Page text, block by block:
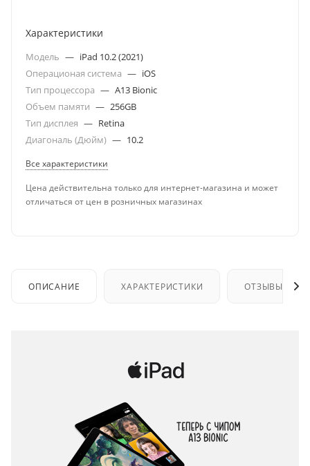
Характеристики
Модель — iPad 10.2 (2021)
Операционая система — iOS
Тип процессора — A13 Bionic
Объем памяти — 256GB
Тип дисплея — Retina
Диагональ (Дюйм) — 10.2
Все характеристики
Цена действительна только для интернет-магазина и может
отличаться от цен в розничных магазинах
ОПИСАНИЕ ХАРАКТЕРИСТИКИ ОТЗЫВЫ